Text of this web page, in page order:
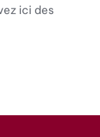
ici des